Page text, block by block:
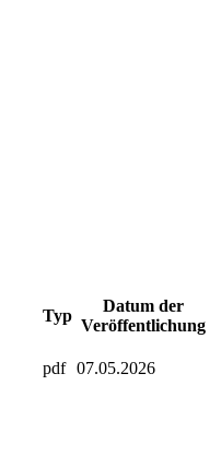
Typ
Datum der
Veröffentlichung
pdf 07.05.2026